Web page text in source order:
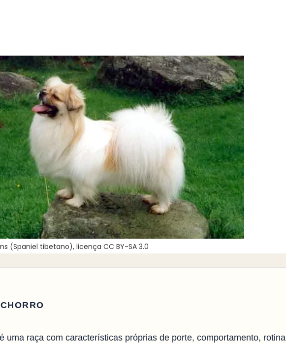
(Spaniel tibetano), licença CC BY-SA 3.0
uma raça com características próprias de porte, comportamento, rotina